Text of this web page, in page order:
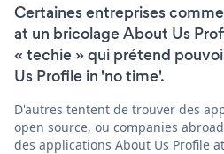
Certaines entreprises
at un bricolage About Us
« techie » qui prétend
Us Profile in 'no time'.
D'autres tentent de trouver des
open source, ou companies
des applications About Us Profile